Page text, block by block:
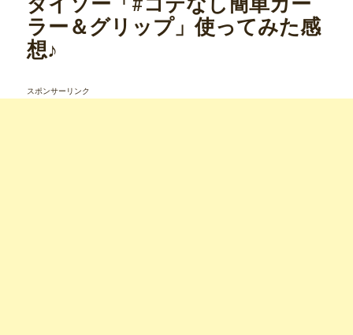
ラー＆グリップ」使ってみた感
想♪
スポンサーリンク